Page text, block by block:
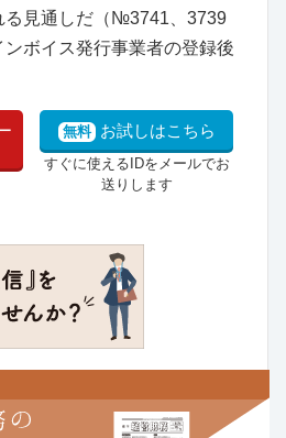
る見通しだ（№3741、3739
ボイス発行事業者の登録後
無料 お試しはこちら
すぐに使えるIDをメールでお
送りします